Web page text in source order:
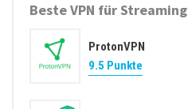
Beste VPN für Streaming
ProtonVPN
9.5 Punkte